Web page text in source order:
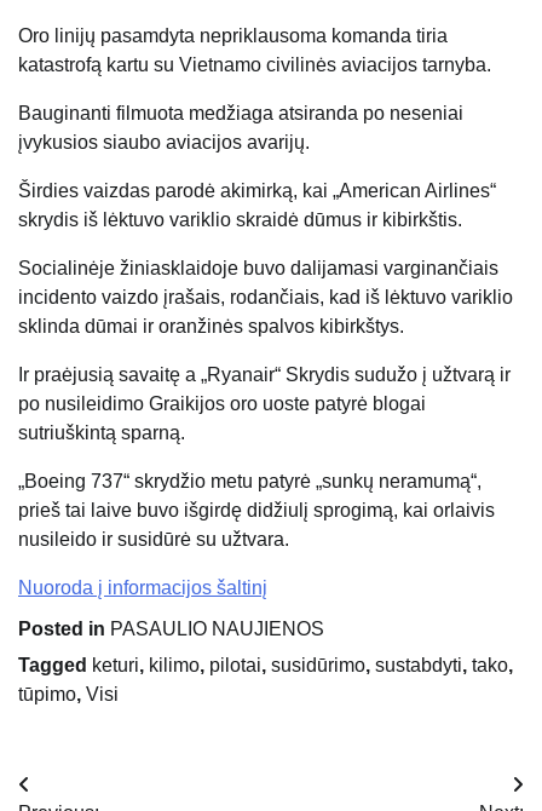
Oro linijų pasamdyta nepriklausoma komanda tiria
katastrofą kartu su Vietnamo civilinės aviacijos tarnyba.
Bauginanti filmuota medžiaga atsiranda po neseniai
įvykusios siaubo aviacijos avarijų.
Širdies vaizdas parodė akimirką, kai „American Airlines“
skrydis iš lėktuvo variklio skraidė dūmus ir kibirkštis.
Socialinėje žiniasklaidoje buvo dalijamasi varginančiais
incidento vaizdo įrašais, rodančiais, kad iš lėktuvo variklio
sklinda dūmai ir oranžinės spalvos kibirkštys.
Ir praėjusią savaitę a „Ryanair“ Skrydis sudužo į užtvarą ir
po nusileidimo Graikijos oro uoste patyrė blogai
sutriuškintą sparną.
„Boeing 737“ skrydžio metu patyrė „sunkų neramumą“,
prieš tai laive buvo išgirdę didžiulį sprogimą, kai orlaivis
nusileido ir susidūrė su užtvara.
Nuoroda į informacijos šaltinį
Posted in PASAULIO NAUJIENOS
Tagged keturi, kilimo, pilotai, susidūrimo, sustabdyti, tako,
tūpimo, Visi
Navigacija